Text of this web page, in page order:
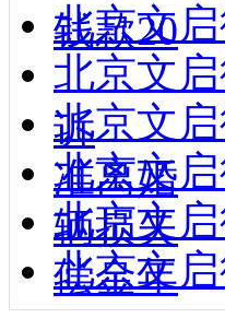
钱款20
北京文
北京文
诉
北京文
准离婚
北京文
辆损失
北京文
偿金年
北京文